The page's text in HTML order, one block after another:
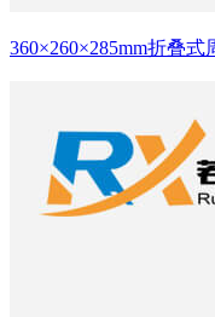
360×260×285mm折叠式